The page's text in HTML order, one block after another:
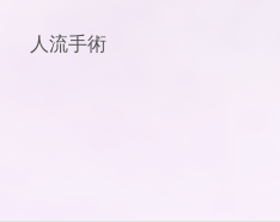
人流手術